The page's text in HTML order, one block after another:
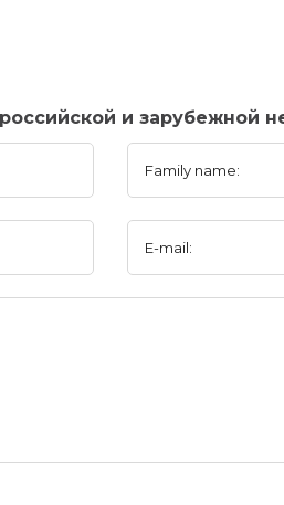
и зарубежной
Family name:
E-mail: